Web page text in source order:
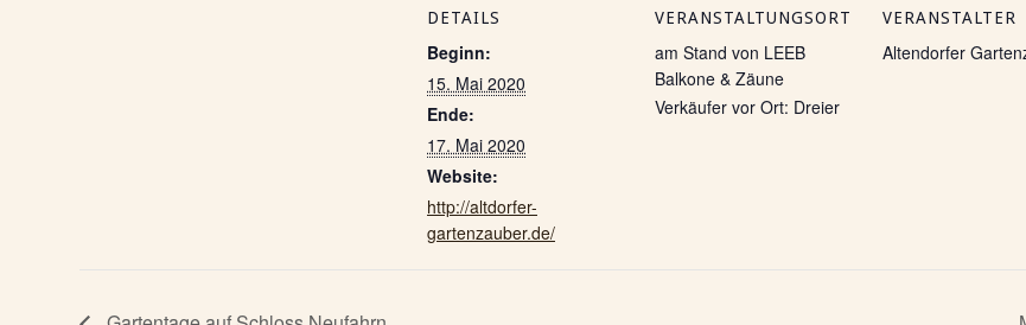
DETAILS
Beginn:
15. Mai 2020
Ende:
17. Mai 2020
Website:
http://altdorfer-
gartenzauber.de/
VERANSTALTUNGSORT
am Stand von LEEB
Balkone & Zäune
Verkäufer vor Ort: Dreier
VERANSTALTER
Altendorfer